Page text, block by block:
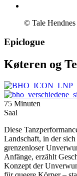
© Tale Hendnes
Epiclogue
Køteren og
75 Minuten
Saal
Diese
Landschaft, in der
grenzenloser
Anfänge, erzählt
Konzept der